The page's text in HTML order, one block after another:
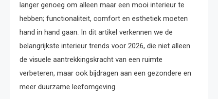
langer genoeg om alleen maar een mooi interieur te
hebben; functionaliteit, comfort en esthetiek moeten
hand in hand gaan. In dit artikel verkennen we de
belangrijkste interieur trends voor 2026, die niet alleen
de visuele aantrekkingskracht van een ruimte
verbeteren, maar ook bijdragen aan een gezondere en
meer duurzame leefomgeving.